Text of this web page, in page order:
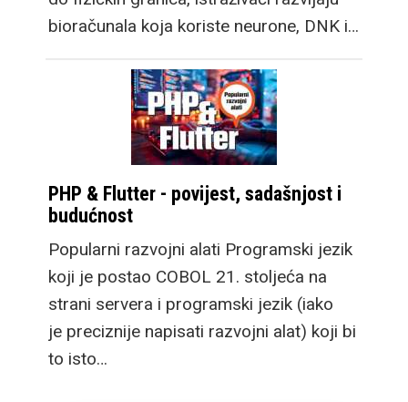
bioračunala koja koriste neurone, DNK i…
PHP & Flutter - povijest, sadašnjost i
budućnost
Popularni razvojni alati Programski jezik
koji je postao COBOL 21. stoljeća na
strani servera i programski jezik (iako
je preciznije napisati razvojni alat) koji bi
to isto…